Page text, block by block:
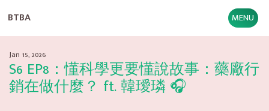
BTBA MENU
Jan 15, 2026
S6 EP8：懂科學更要懂說故事：藥廠行
銷在做什麼？ ft. 韓璦璘 🎧